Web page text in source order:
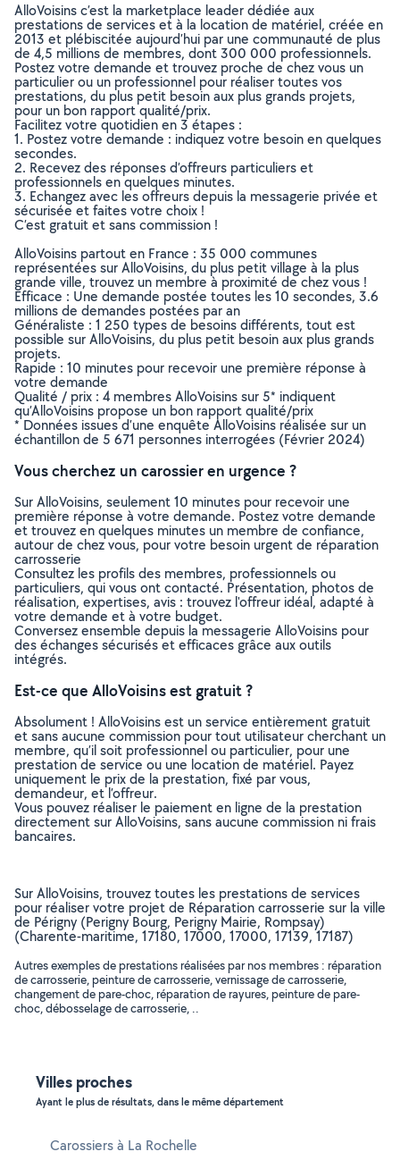
AlloVoisins c’est la marketplace leader dédiée aux
prestations de services et à la location de matériel, créée en
2013 et plébiscitée aujourd’hui par une communauté de plus
de 4,5 millions de membres, dont 300 000 professionnels.
Postez votre demande et trouvez proche de chez vous un
particulier ou un professionnel pour réaliser toutes vos
prestations, du plus petit besoin aux plus grands projets,
pour un bon rapport qualité/prix.
Facilitez votre quotidien en 3 étapes :
1. Postez votre demande : indiquez votre besoin en quelques
secondes.
2. Recevez des réponses d’offreurs particuliers et
professionnels en quelques minutes.
3. Echangez avec les offreurs depuis la messagerie privée et
sécurisée et faites votre choix !
C’est gratuit et sans commission !
AlloVoisins partout en France : 35 000 communes
représentées sur AlloVoisins, du plus petit village à la plus
grande ville, trouvez un membre à proximité de chez vous !
Efficace : Une demande postée toutes les 10 secondes, 3.6
millions de demandes postées par an
Généraliste : 1 250 types de besoins différents, tout est
possible sur AlloVoisins, du plus petit besoin aux plus grands
projets.
Rapide : 10 minutes pour recevoir une première réponse à
votre demande
Qualité / prix : 4 membres AlloVoisins sur 5* indiquent
qu’AlloVoisins propose un bon rapport qualité/prix
* Données issues d’une enquête AlloVoisins réalisée sur un
échantillon de 5 671 personnes interrogées (Février 2024)
Vous cherchez un carossier en urgence ?
Sur AlloVoisins, seulement 10 minutes pour recevoir une
première réponse à votre demande. Postez votre demande
et trouvez en quelques minutes un membre de confiance,
autour de chez vous, pour votre besoin urgent de réparation
carrosserie
Consultez les profils des membres, professionnels ou
particuliers, qui vous ont contacté. Présentation, photos de
réalisation, expertises, avis : trouvez l'offreur idéal, adapté à
votre demande et à votre budget.
Conversez ensemble depuis la messagerie AlloVoisins pour
des échanges sécurisés et efficaces grâce aux outils
intégrés.
Est-ce que AlloVoisins est gratuit ?
Absolument ! AlloVoisins est un service entièrement gratuit
et sans aucune commission pour tout utilisateur cherchant un
membre, qu’il soit professionnel ou particulier, pour une
prestation de service ou une location de matériel. Payez
uniquement le prix de la prestation, fixé par vous,
demandeur, et l’offreur.
Vous pouvez réaliser le paiement en ligne de la prestation
directement sur AlloVoisins, sans aucune commission ni frais
bancaires.
Sur AlloVoisins, trouvez toutes les prestations de services
pour réaliser votre projet de Réparation carrosserie sur la ville
de Périgny (Perigny Bourg, Perigny Mairie, Rompsay)
(Charente-maritime, 17180, 17000, 17000, 17139, 17187)
Autres exemples de prestations réalisées par nos membres : réparation
de carrosserie, peinture de carrosserie, vernissage de carrosserie,
changement de pare-choc, réparation de rayures, peinture de pare-
choc, débosselage de carrosserie, ..
Villes proches
Ayant le plus de résultats, dans le même département
Carossiers à La Rochelle